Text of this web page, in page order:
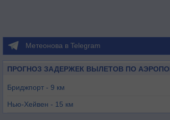
Метеонова в Telegram
ПРОГНОЗ ЗАДЕРЖЕК ВЫЛЕТОВ ПО
Бриджпорт - 9 км
Нью-Хейвен - 15 км